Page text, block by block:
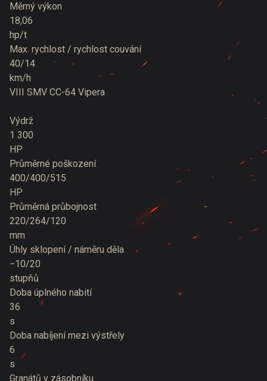
Měrný výkon
18,06
hp/t
Max. rychlost / rychlost couvání
40/14
km/h
VIII SMV CC-64 Vipera
Výdrž
1 300
HP
Průměrné poškození
400/400/515
HP
Průměrná průbojnost
220/264/120
mm
Úhly sklopení / náměru děla
−10/20
stupňů
Doba úplného nabití
36
s
Doba nabíjení mezi výstřely
6
s
Granátů v zásobníku